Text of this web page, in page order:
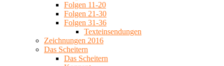
Folgen 11-20
Folgen 21-30
Folgen 31-36
Texteinsendungen
Zeichnungen 2016
Das Scheitern
Das Scheitern